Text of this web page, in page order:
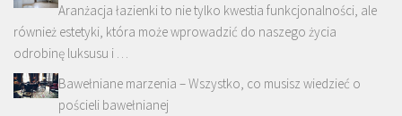
Aranżacja łazienki to nie tylko kwestia funkcjonalności, ale
również estetyki, która może wprowadzić do naszego życia
odrobinę luksusu i …
Bawełniane marzenia – Wszystko, co musisz wiedzieć o
pościeli bawełnianej